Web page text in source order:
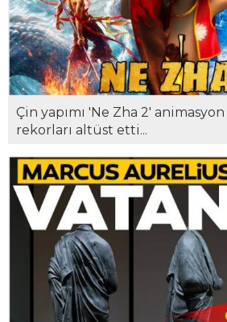
Çin yapımı 'Ne Zha 2'
rekorları altüst etti...